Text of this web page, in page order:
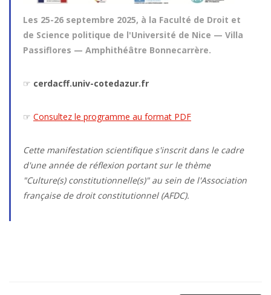
Les 25-26 septembre 2025, à la Faculté de Droit et
de Science politique de l'Université de Nice — Villa
Passiflores — Amphithéâtre Bonnecarrère.
☞ cerdacff.univ-cotedazur.fr
☞ Consultez le programme au format PDF
Cette manifestation scientifique s'inscrit dans le cadre
d'une année de réflexion portant sur le thème
"Culture(s) constitutionnelle(s)" au sein de l'Association
française de droit constitutionnel (AFDC).